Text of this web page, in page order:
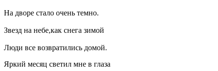
На дворе стало очень темно.
Звезд на небе,как снега зимой
Люди все возвратились домой.
Яркий месяц светил мне в глаза